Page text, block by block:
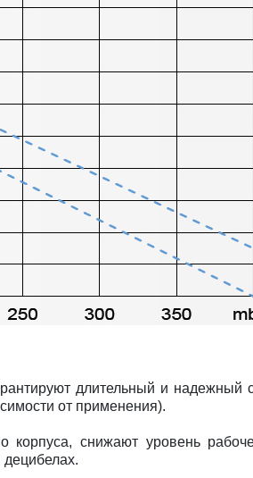
длительный и надежный
от применения).
корпуса, снижают уровень